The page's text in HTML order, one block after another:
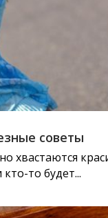
советы
хвастаются
то будет...